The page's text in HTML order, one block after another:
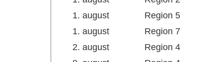
1. august
Region 5
1. august
Region 7
2. august
Region 4